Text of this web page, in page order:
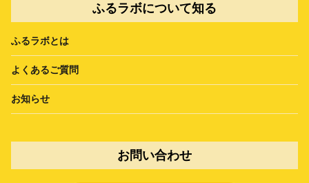
ふるラボについて知る
ふるラボとは
よくあるご質問
お知らせ
お問い合わせ